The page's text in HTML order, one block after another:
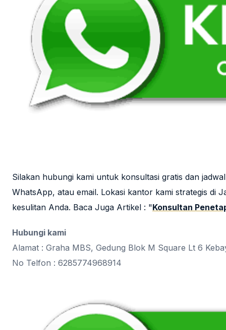
Silakan hubungi kami untuk konsultasi gratis dan
WhatsApp, atau email. Lokasi kantor kami strategis di
kesulitan Anda. Baca Juga Artikel : "Konsultan
Hubungi kami
Alamat : Graha MBS, Gedung Blok M Square Lt 6
No Telfon : 6285774968914